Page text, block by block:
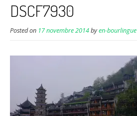
DSCF7930
Posted on 17 novembre 2014byen-bourlingue